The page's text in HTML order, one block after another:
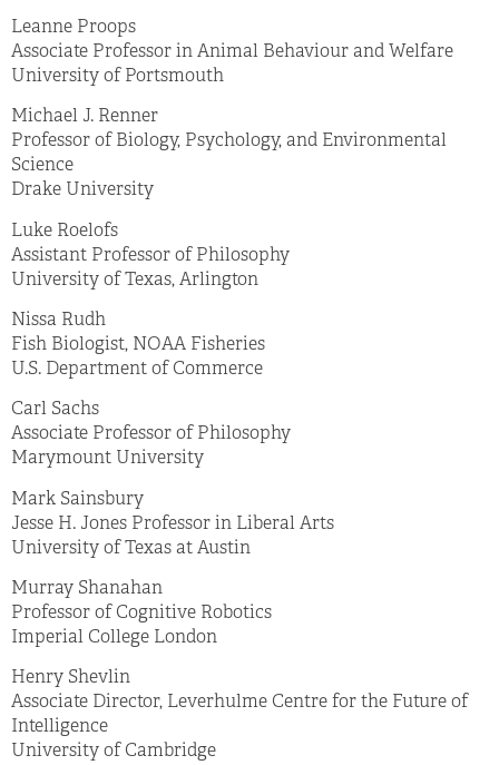
Leanne Proops
Associate Professor in Animal Behaviour and Welfare
University of Portsmouth
Michael J. Renner
Professor of Biology, Psychology, and Environmental
Science
Drake University
Luke Roelofs
Assistant Professor of Philosophy
University of Texas, Arlington
Nissa Rudh
Fish Biologist, NOAA Fisheries
U.S. Department of Commerce
Carl Sachs
Associate Professor of Philosophy
Marymount University
Mark Sainsbury
Jesse H. Jones Professor in Liberal Arts
University of Texas at Austin
Murray Shanahan
Professor of Cognitive Robotics
Imperial College London
Henry Shevlin
Associate Director, Leverhulme Centre for the Future of
Intelligence
University of Cambridge